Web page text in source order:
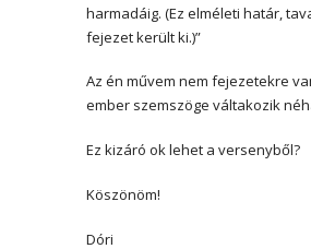
harmadáig. (Ez elméleti határ,
fejezet került ki.)”
Az én művem nem fejezetekre
ember szemszöge váltakozik
Ez kizáró ok lehet a versenyből?
Köszönöm!
Dóri